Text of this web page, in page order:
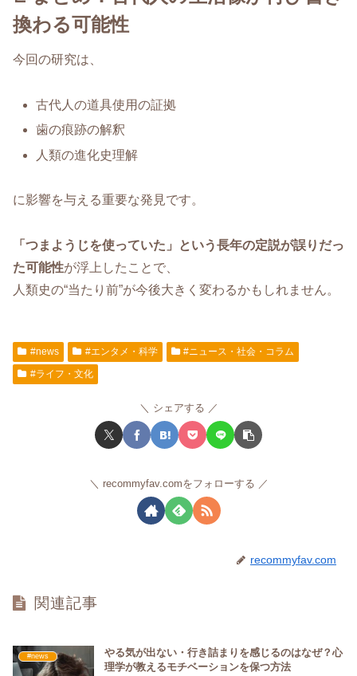
換わる可能性
今回の研究は、
古代人の道具使用の証拠
歯の痕跡の解釈
人類の進化史理解
に影響を与える重要な発見です。
「つまようじを使っていた」という長年の定説が誤りだっ
た可能性が浮上したことで、
人類史の“当たり前”が今後大きく変わるかもしれません。
#news #エンタメ・科学
#ニュース・社会・コラム
#ライフ・文化
シェアする
recommyfav.comをフォローする
recommyfav.com
関連記事
#news
やる気が出ない・行き詰まりを感じるのはなぜ？心
理学が教えるモチベーションを保つ方法